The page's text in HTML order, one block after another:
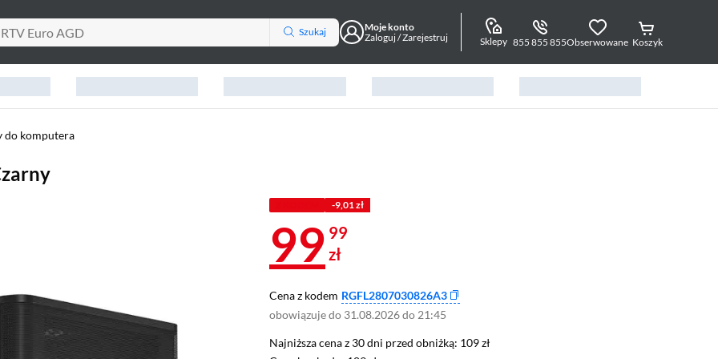
Szukaj
Moje konto
Zaloguj / Zarejestruj
Sklepy 855 855 855Obserwowane Koszyk
do komputera
-9,01 zł
99 99
zł
Cena z kodem RGFL2807030826A3
obowiązuje do 31.08.2026 do 21:45
Najniższa cena z 30 dni przed obniżką: 109 zł
Najniższa cena z 30 dni przed obniżką: 109 zł